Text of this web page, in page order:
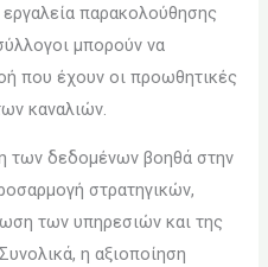
παρακολούθησης
μπορούν να
που έχουν οι προωθητικές
καναλιών.
των δεδομένων βοηθά στην
στρατηγικών,
των υπηρεσιών και της
η αξιοποίηση